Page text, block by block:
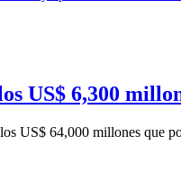
US$ 6,300
US$ 64,000 millones que